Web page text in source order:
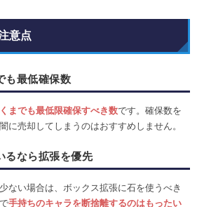
意点
も最低確保数
までも最低限確保すべき数です。確保数を
に売却してしまうのはおすすめしません。
るなら拡張を優先
ない場合は、ボックス拡張に石を使うべき
手持ちのキャラを断捨離するのはもったい